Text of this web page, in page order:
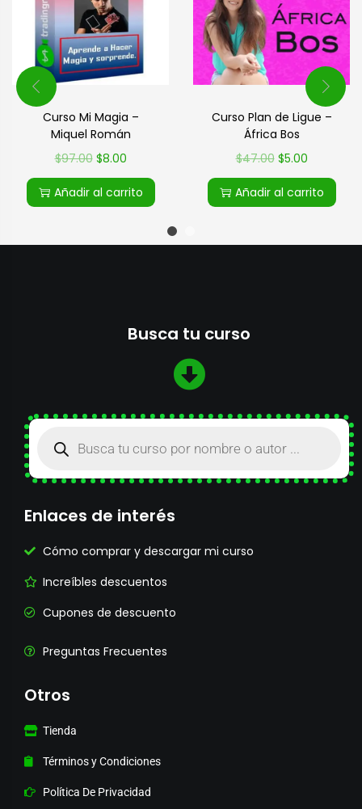
Curso Mi Magia –
Miquel Román
$97.00 $8.00
Añadir al carrito
Curso Plan de Ligue –
África Bos
$47.00 $5.00
Añadir al carrito
Busca tu curso
Enlaces de interés
Cómo comprar y descargar mi curso
Increíbles descuentos
Cupones de descuento
Preguntas Frecuentes
Otros
Tienda
Términos y Condiciones
Política De Privacidad